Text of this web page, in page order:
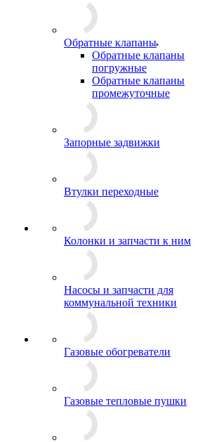
Обратные клапаны
Обратные клапаны
погружные
Обратные клапаны
промежуточные
Запорные задвижки
Втулки переходные
Колонки и запчасти к ним
Насосы и запчасти для
коммунальной техники
Газовые обогреватели
Газовые тепловые пушки